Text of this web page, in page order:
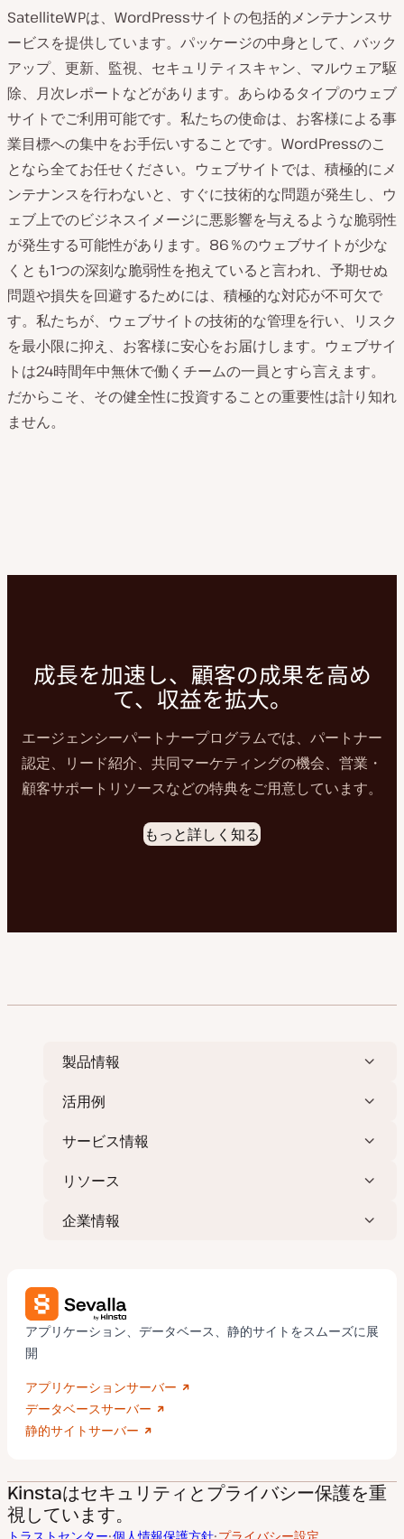
SatelliteWPは、WordPressサイトの包括的メンテナンスサ
ービスを提供しています。パッケージの中身として、バック
アップ、更新、監視、セキュリティスキャン、マルウェア駆
除、月次レポートなどがあります。あらゆるタイプのウェブ
サイトでご利用可能です。私たちの使命は、お客様による事
業目標への集中をお手伝いすることです。WordPressのこ
となら全てお任せください。ウェブサイトでは、積極的にメ
ンテナンスを行わないと、すぐに技術的な問題が発生し、ウ
ェブ上でのビジネスイメージに悪影響を与えるような脆弱性
が発生する可能性があります。86％のウェブサイトが少な
くとも1つの深刻な脆弱性を抱えていると言われ、予期せぬ
問題や損失を回避するためには、積極的な対応が不可欠で
す。私たちが、ウェブサイトの技術的な管理を行い、リスク
を最小限に抑え、お客様に安心をお届けします。ウェブサイ
トは24時間年中無休で働くチームの一員とすら言えます。
だからこそ、その健全性に投資することの重要性は計り知れ
ません。
成長を加速し、顧客の成果を高め
て、収益を拡大。
エージェンシーパートナープログラムでは、パートナー
認定、リード紹介、共同マーケティングの機会、営業・
顧客サポートリソースなどの特典をご用意しています。
もっと詳しく知る
製品情報
活用例
サービス情報
リソース
企業情報
アプリケーション、データベース、静的サイトをスムーズに展
開
アプリケーションサーバー
データベースサーバー
静的サイトサーバー
Kinstaはセキュリティとプライバシー保護を重
視しています。